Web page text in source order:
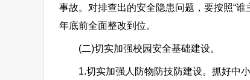
事故。对排查出的安全隐患问题，要按照“
年底前全面整改到位。
(二)切实加强校园安全基础建设。
1.切实加强人防物防技防建设。抓好中小